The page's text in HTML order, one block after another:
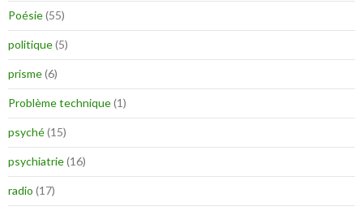
Poésie(55)
politique(5)
prisme(6)
Problème technique(1)
psyché(15)
psychiatrie(16)
radio (17)